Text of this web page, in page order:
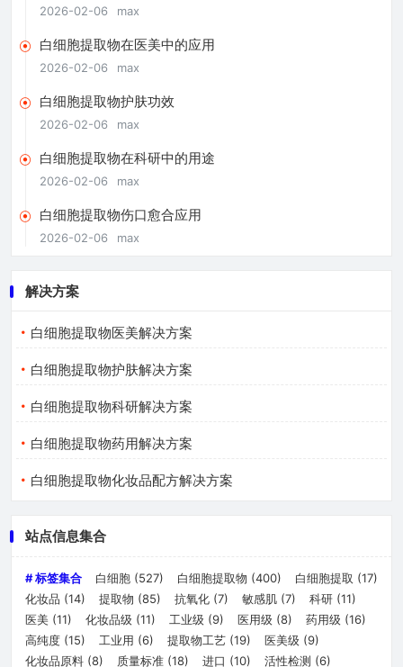
2026-02-06 max
白细胞提取物在医美中的应用
2026-02-06 max
白细胞提取物护肤功效
2026-02-06 max
白细胞提取物在科研中的用途
2026-02-06 max
白细胞提取物伤口愈合应用
2026-02-06 max
解决方案
白细胞提取物医美解决方案
白细胞提取物护肤解决方案
白细胞提取物科研解决方案
白细胞提取物药用解决方案
白细胞提取物化妆品配方解决方案
站点信息集合
# 标签集合 白细胞 (527) 白细胞提取物 (400) 白细胞提取 (17)
化妆品 (14) 提取物 (85) 抗氧化 (7) 敏感肌 (7) 科研 (11)
医美 (11) 化妆品级 (11) 工业级 (9) 医用级 (8) 药用级 (16)
高纯度 (15) 工业用 (6) 提取物工艺 (19) 医美级 (9)
化妆品原料 (8) 质量标准 (18) 进口 (10) 活性检测 (6)